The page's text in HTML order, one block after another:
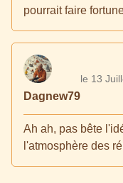
pourrait faire
Dagnew79
le 13
Ah ah, pas bête
l'atmosphère des